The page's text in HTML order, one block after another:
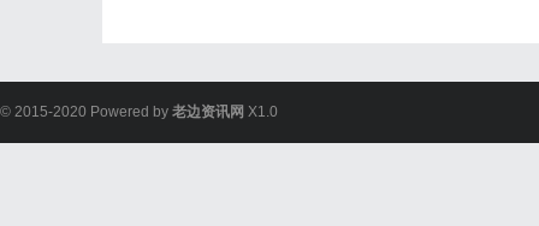
© 2015-2020 Powered by 老边资讯网 X1.0